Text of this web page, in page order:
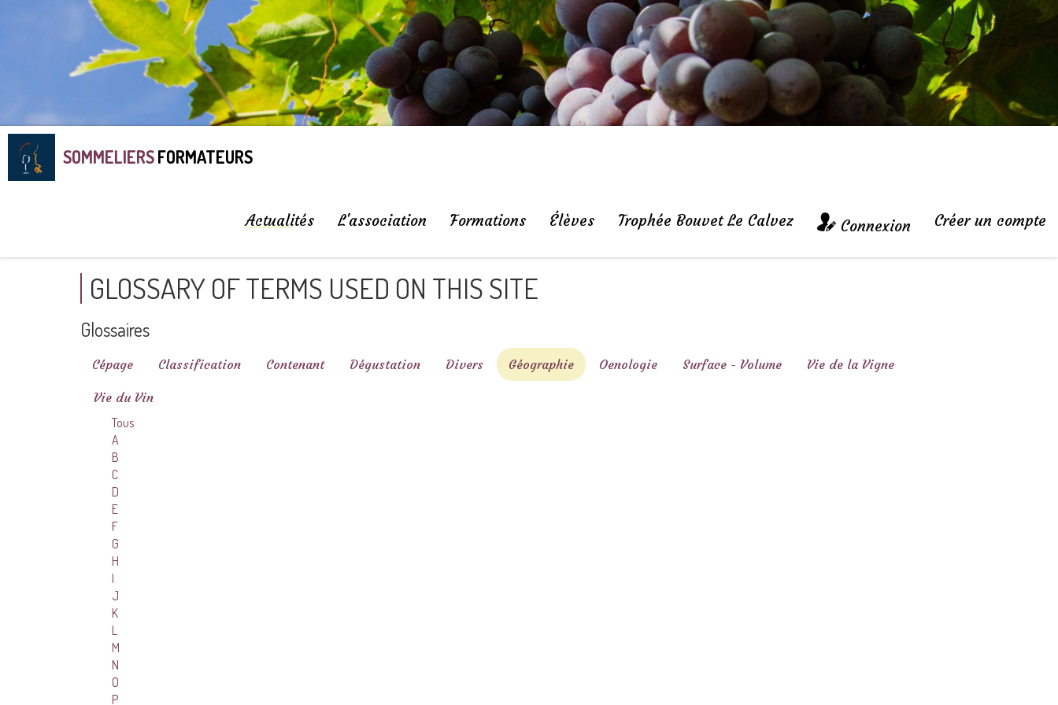
SOMMELIERSFORMATEURS
Actualités L'association Formations Élèves Trophée Bouvet Le Calvez Connexion Créer un compte
GLOSSARY OF TERMS USED ON THIS SITE
Glossaires
Cépage Classification Contenant Dégustation Divers Géographie Oenologie Surface - Volume Vie de la Vigne
Vie du Vin
Tous
A
B
C
D
E
F
G
H
I
J
K
L
M
N
O
P